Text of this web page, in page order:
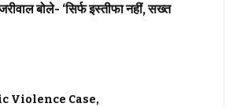
बोले- ‘सिर्फ इस्तीफा नहीं, सख्त
Violence Case